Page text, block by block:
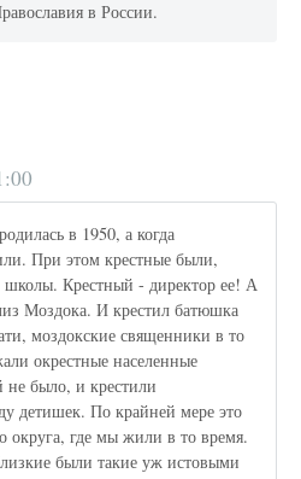
в России.
в 1950, а когда
При этом крестные были,
школы. Крестный - директор ее! А
Моздока. И крестил батюшка
моздокские священники в то
окрестные населенные
не было, и крестили
детишек. По крайней мере это
округа, где мы жили в то время.
были такие уж истовыми